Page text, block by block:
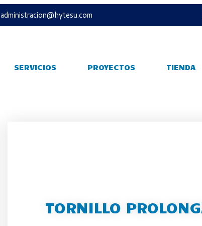
administracion@hytesu.com
SERVICIOS PROYECTOS TIENDA
TORNILLO